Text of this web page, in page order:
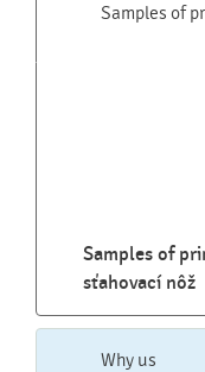
Samples of
Samples of
sťahovací nôž
Why us